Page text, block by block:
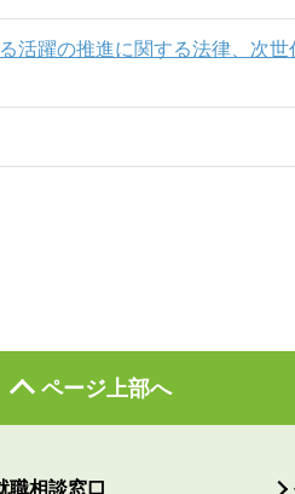
活躍の推進に関する法律、次世
ページ上部へ
職相談窓口